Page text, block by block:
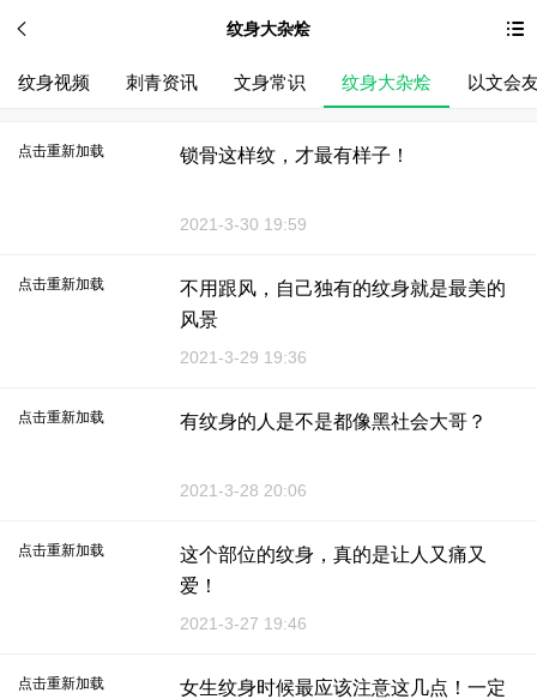
纹身大杂烩
纹身视频 刺青资讯 文身常识 纹身大杂烩 以文会
点击重新加载 锁骨这样纹，才最有样子！
2021-3-30 19:59
点击重新加载
不用跟风，自己独有的纹身就是最美的
风景
2021-3-29 19:36
点击重新加载 有纹身的人是不是都像黑社会大哥？
2021-3-28 20:06
点击重新加载
这个部位的纹身，真的是让人又痛又
爱！
2021-3-27 19:46
点击重新加载
女生纹身时候最应该注意这几点！一定